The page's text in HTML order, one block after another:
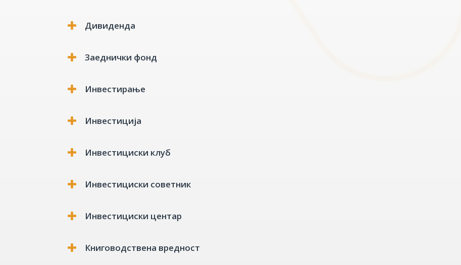
Датум на евиденција:
Дивиденда
Заеднички фонд
Инвестирање
Инвестиција
Инвестициски клуб
Инвестициски советник
Инвестициски центар
Книговодствена вредност